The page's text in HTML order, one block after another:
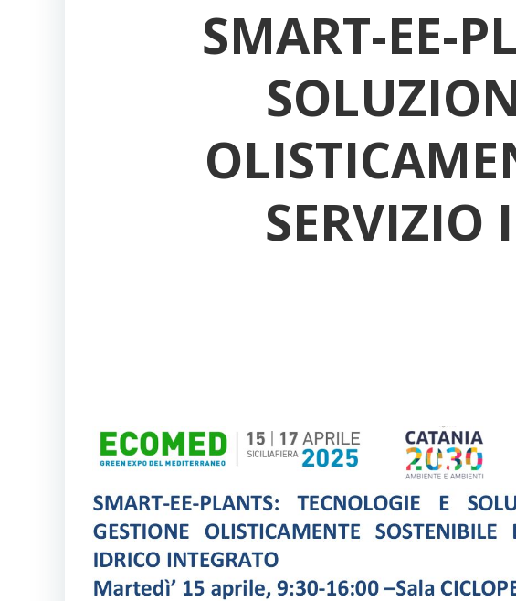
SMART-EE-
SERVIZIO